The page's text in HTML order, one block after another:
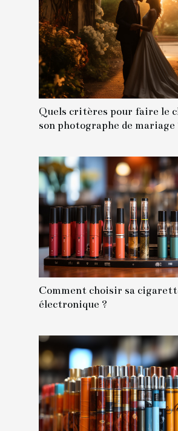
Quels critères pour faire le
son photographe de mariage
Comment choisir sa
électronique ?